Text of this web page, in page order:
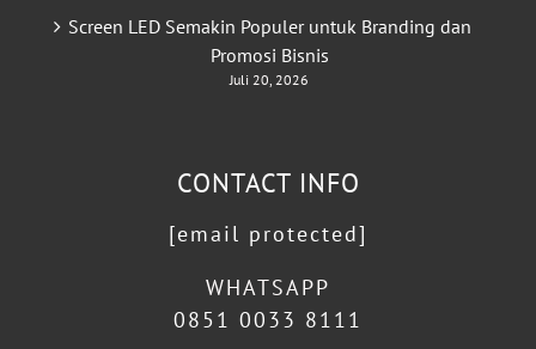
Screen LED Semakin Populer untuk Branding dan
Promosi Bisnis
Juli 20, 2026
CONTACT INFO
[email protected]
WHATSAPP
0851 0033 8111